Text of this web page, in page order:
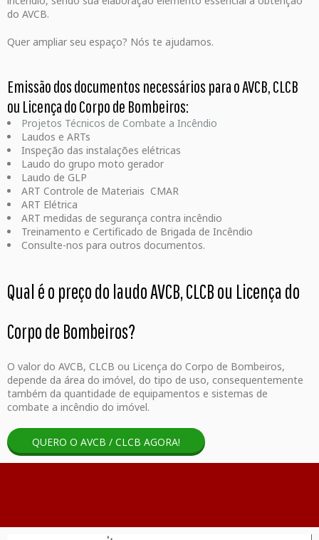
do AVCB.
Quer ampliar seu espaço? Nós te ajudamos.
Emissão dos documentos necessários para o AVCB, CLCB
ou Licença do Corpo de Bombeiros:
Projetos Técnicos de Combate a Incêndio
Laudos e ARTs
Inspeção das instalações elétricas
Laudo do grupo moto gerador
Laudo de GLP
ART Controle de Materiais CMAR
ART Elétrica
ART medidas de segurança contra incêndio
Treinamento e Certificado de Brigada de Incêndio
Consulte-nos para outros documentos.
Qual é o preço do laudo AVCB, CLCB ou Licença do
Corpo de Bombeiros?
O valor do AVCB, CLCB ou Licença do Corpo de Bombeiros,
depende da área do imóvel, do tipo de uso, consequentemente
também da quantidade de equipamentos e sistemas de
combate a incêndio do imóvel.
QUERO O AVCB / CLCB AGORA!